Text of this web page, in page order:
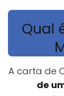
Qual
A carta de
de